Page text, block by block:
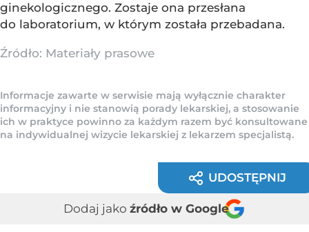
ginekologicznego. Zostaje ona przesłana
do laboratorium, w którym została przebadana.
Źródło: Materiały prasowe
Informacje zawarte w serwisie mają wyłącznie charakter
informacyjny i nie stanowią porady lekarskiej, a stosowanie
ich w praktyce powinno za każdym razem być konsultowane
na indywidualnej wizycie lekarskiej z lekarzem specjalistą.
UDOSTĘPNIJ
Dodaj jako źródło w Google